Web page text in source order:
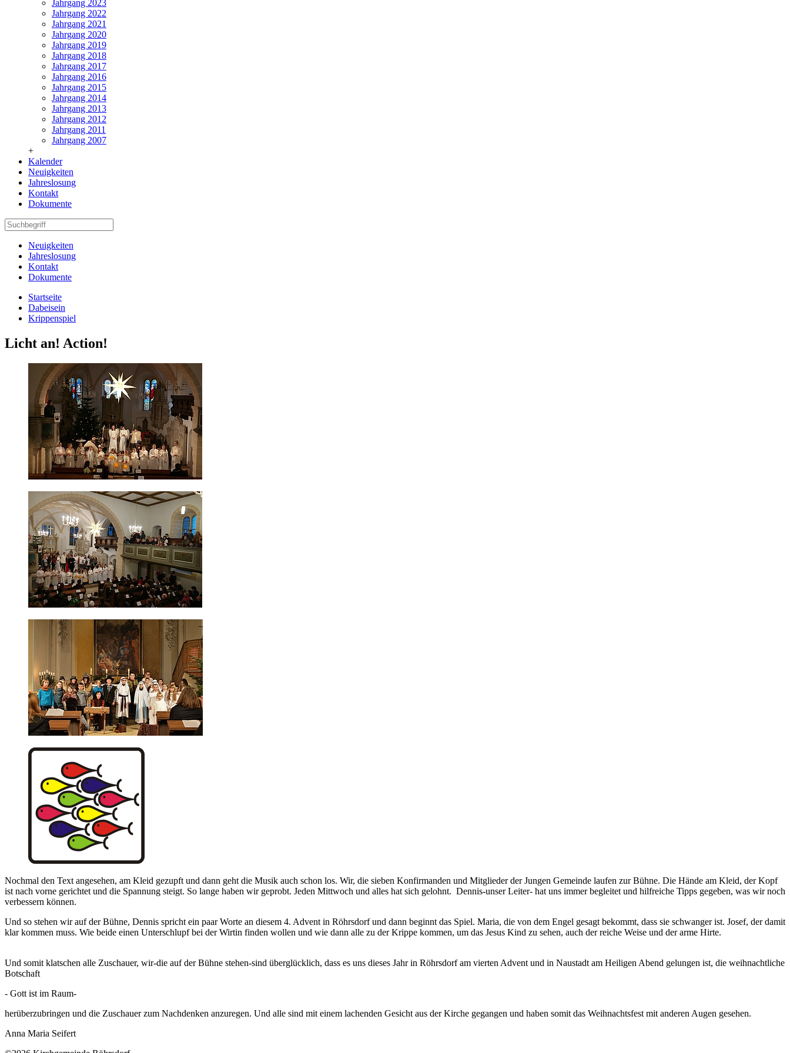
Jahrgang 2023
Jahrgang 2022
Jahrgang 2021
Jahrgang 2020
Jahrgang 2019
Jahrgang 2018
Jahrgang 2017
Jahrgang 2016
Jahrgang 2015
Jahrgang 2014
Jahrgang 2013
Jahrgang 2012
Jahrgang 2011
Jahrgang 2007
+
Kalender
Neuigkeiten
Jahreslosung
Kontakt
Dokumente
Neuigkeiten
Jahreslosung
Kontakt
Dokumente
Startseite
Dabeisein
Krippenspiel
Licht an! Action!
Nochmal den Text angesehen, am Kleid gezupft und dann geht die Musik auch schon los. Wir, die sieben Konfirmanden und Mitglieder der Jungen Gemeinde laufen zur Bühne. Die Hände am Kleid, der Kopf
ist nach vorne gerichtet und die Spannung steigt. So lange haben wir geprobt. Jeden Mittwoch und alles hat sich gelohnt. Dennis-unser Leiter- hat uns immer begleitet und hilfreiche Tipps gegeben, was wir noch
verbessern können.
Und so stehen wir auf der Bühne, Dennis spricht ein paar Worte an diesem 4. Advent in Röhrsdorf und dann beginnt das Spiel. Maria, die von dem Engel gesagt bekommt, dass sie schwanger ist. Josef, der damit
klar kommen muss. Wie beide einen Unterschlupf bei der Wirtin finden wollen und wie dann alle zu der Krippe kommen, um das Jesus Kind zu sehen, auch der reiche Weise und der arme Hirte.
Und somit klatschen alle Zuschauer, wir-die auf der Bühne stehen-sind überglücklich, dass es uns dieses Jahr in Röhrsdorf am vierten Advent und in Naustadt am Heiligen Abend gelungen ist, die weihnachtliche
Botschaft
- Gott ist im Raum-
herüberzubringen und die Zuschauer zum Nachdenken anzuregen. Und alle sind mit einem lachenden Gesicht aus der Kirche gegangen und haben somit das Weihnachtsfest mit anderen Augen gesehen.
Anna Maria Seifert